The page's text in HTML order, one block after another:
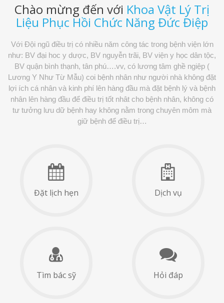
Chào mừng đến với Khoa Vật Lý Trị
Liệu Phục Hồi Chức Năng Đức Điệp
Với Đội ngũ điều trị có nhiều năm công tác trong bệnh viện lớn
như: BV đại hoc y dược, BV nguyễn trãi, BV viện y học dân tộc,
BV quận bình thạnh, tân phú….vv, có lương tâm ghề ngiệp (
Lương Y Như Từ Mẫu) coi bệnh nhân như người nhà không đặt
lợi ích cá nhân và kinh phí lên hàng đầu mà đặt bệnh lý và bệnh
nhân lên hàng đầu để điều trị tốt nhât cho bệnh nhân, không có
tư tưởng lưu dữ bệnh hay không nằm trong chuyên môm mà
giữ bệnh để điều trị…
Đặt lịch hẹn Dịch vụ
Tìm bác sỹ Hỏi đáp